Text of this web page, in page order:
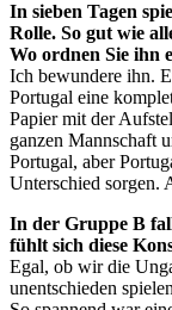
In sieben Tagen
Rolle. So gut wie
Wo ordnen Sie ihn
Ich bewundere ihn.
Portugal eine
Papier mit der
ganzen Mannschaft
Portugal, aber
Unterschied sorgen.
In der Gruppe B
fühlt sich diese
Egal, ob wir die
unentschieden